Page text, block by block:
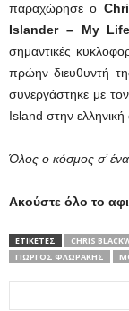
παραχώρησε ο
Islander – My
σημαντικές
πρώην διευθυντή
συνεργάστηκε με
Island στην ελληνική
Όλος ο κόσμος σ’
Ακούστε όλο το
ΕΤΙΚΕΤΕΣ CHRIS
ΓΙΏΡΓΟΣ ΦΛΩΡΆΚΗΣ